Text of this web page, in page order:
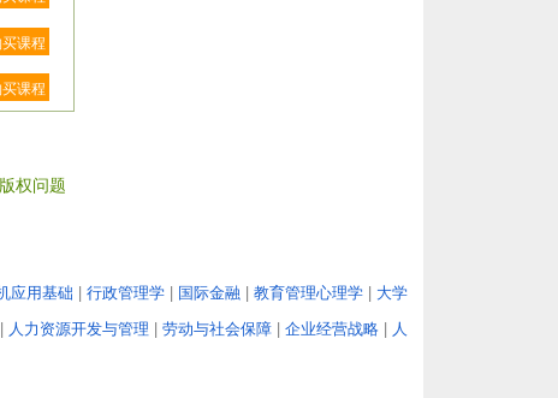
课程
课程
权问题
应用基础 | 行政管理学 | 国际金融 | 教育管理心理学 | 大学
| 人力资源开发与管理 | 劳动与社会保障 | 企业经营战略 | 人